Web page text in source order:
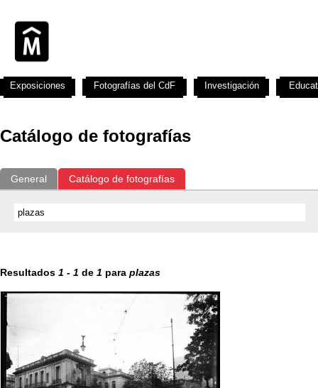
Catálogo de fotografías
General Catálogo de fotografías
Resultados 1 - 1 de 1 para plazas
Exposiciones Fotografías del CdF Investigación